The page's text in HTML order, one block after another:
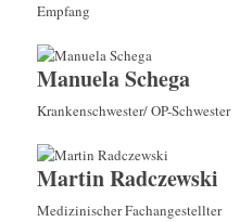
Empfang
Manuela Schega
Krankenschwester/ OP-Schwester
Martin Radczewski
Medizinischer Fachangestellter